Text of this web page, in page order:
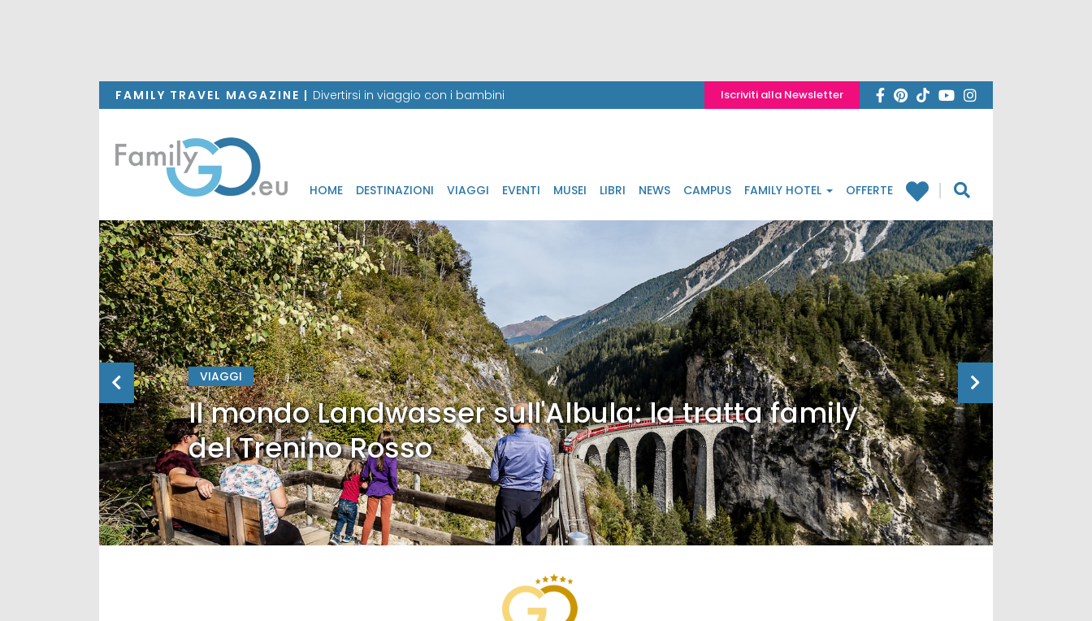
FAMILY TRAVEL MAGAZINE | Divertirsi in viaggio con i bambini Iscriviti alla Newsletter
HOME DESTINAZIONI VIAGGI EVENTI MUSEI LIBRI NEWS CAMPUS FAMILY HOTEL OFFERTE
VIAGGI
Il mondo Landwasser sull'Albula: la tratta family
del Trenino Rosso